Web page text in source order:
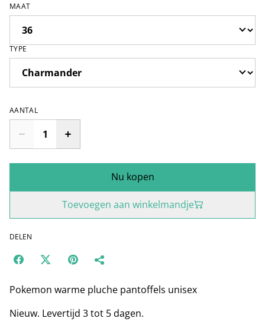
MAAT
TYPE
AANTAL
Nu kopen
Toevoegen aan winkelmandje
DELEN
Pokemon warme pluche pantoffels unisex
Nieuw. Levertijd 3 tot 5 dagen.